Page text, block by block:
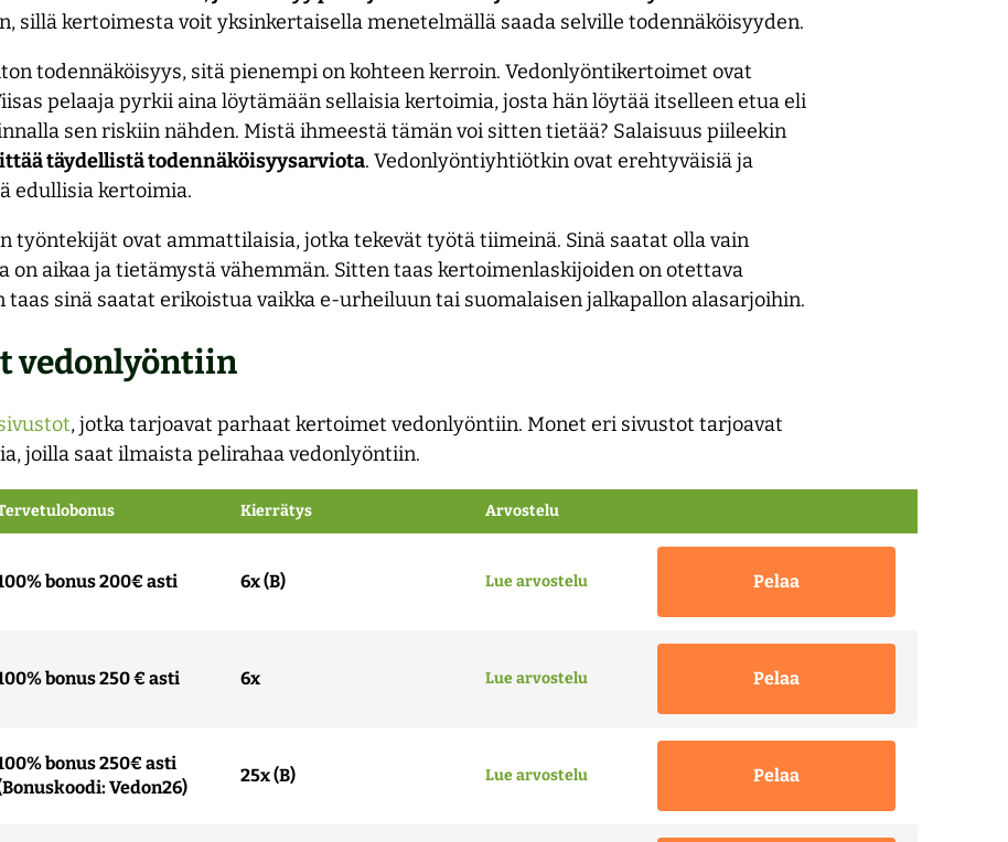
sillä kertoimesta voit yksinkertaisella menetelmällä saada selville todennäköisyyden.
todennäköisyys, sitä pienempi on kohteen kerroin. Vedonlyöntikertoimet ovat
pelaaja pyrkii aina löytämään sellaisia kertoimia, josta hän löytää itselleen etua eli
sen riskiin nähden. Mistä ihmeestä tämän voi sitten tietää? Salaisuus piileekin
täydellistä todennäköisyysarviota. Vedonlyöntiyhtiötkin ovat erehtyväisiä ja
edullisia kertoimia.
työntekijät ovat ammattilaisia, jotka tekevät työtä tiimeinä. Sinä saatat olla vain
aikaa ja tietämystä vähemmän. Sitten taas kertoimenlaskijoiden on otettava
taas sinä saatat erikoistua vaikka e-urheiluun tai suomalaisen jalkapallon alasarjoihin.
vedonlyöntiin
, jotka tarjoavat parhaat kertoimet vedonlyöntiin. Monet eri sivustot tarjoavat
joilla saat ilmaista pelirahaa vedonlyöntiin.
Kierrätys Arvostelu
bonus 200€ asti 6x (B) Lue arvostelu Pelaa
bonus 250 € asti 6x Lue arvostelu Pelaa
bonus 250€ asti
Vedon26)
25x (B) Lue arvostelu Pelaa